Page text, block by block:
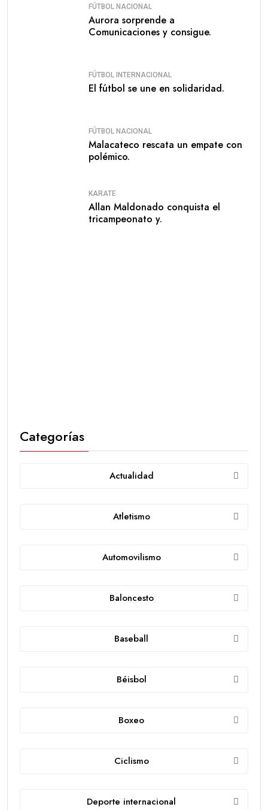
FÚTBOL NACIONAL
Aurora sorprende a
Comunicaciones y consigue.
FÚTBOL INTERNACIONAL
El fútbol se une en solidaridad.
FÚTBOL NACIONAL
Malacateco rescata un empate con
polémico.
KARATE
Allan Maldonado conquista el
tricampeonato y.
Categorías
Actualidad
Atletismo
Automovilismo
Baloncesto
Baseball
Béisbol
Boxeo
Ciclismo
Deporte internacional